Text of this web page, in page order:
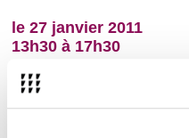
le 27 janvier 2011
13h30 à 17h30
Organisateur
: Le Master
Internationale